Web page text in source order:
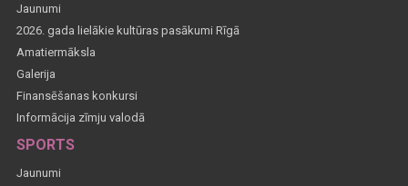
Jaunumi
2026. gada lielākie kultūras pasākumi Rīgā
Amatiermāksla
Galerija
Finansēšanas konkursi
Informācija zīmju valodā
SPORTS
Jaunumi